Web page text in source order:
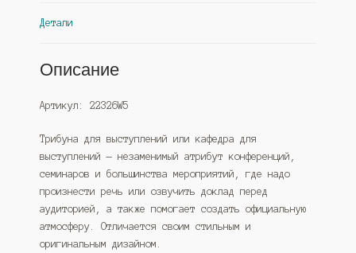
Детали
Описание
Артикул: 22326W5
Трибуна для выступлений или кафедра для
выступлений — незаменимый атрибут конференций,
семинаров и большинства мероприятий, где надо
произнести речь или озвучить доклад перед
аудиторией, а также помогает создать официальную
атмосферу. Отличается своим стильным и
оригинальным дизайном.